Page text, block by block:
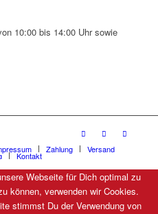
10:00 bis 14:00 Uhr sowie
Zahlung Versand
Kontakt
Webseite für Dich optimal zu
können, verwenden wir Cookies.
stimmst Du der Verwendung von